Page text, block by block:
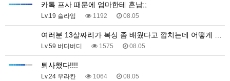
카톡 프사 때문에 엄마한테 혼남;;
Lv.19 슬라임 1192 08.05
여러분 13살짜리가 복싱 좀 배웠다고 깝치는데 어떻게 …
Lv.59 버디버디 1575 08.05
퇴사했다!!!!
Lv.24 우라칸 1064 08.05